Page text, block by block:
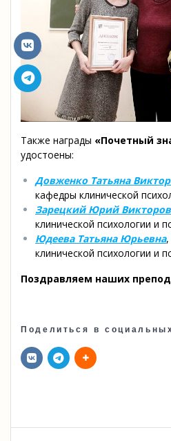
Также награды «Почетный
удостоены:
Довженко Татьяна
кафедры клинической
Зарецкий Юрий
клинической психологии и
Юдеева Татьяна Юрьевна
клинической психологии и
Поздравляем наших
Поделиться в